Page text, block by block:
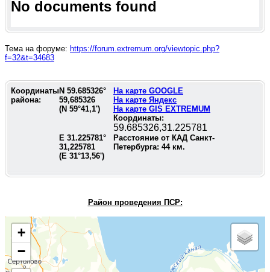
No documents found
Тема на форуме: https://forum.extremum.org/viewtopic.php?
f=32&t=34683
Координаты
района:
N 59.685326°
59,685326
(N 59°41,1')
На карте GOOGLE
На карте Яндекс
На карте GIS EXTREMUM
Координаты:
59.685326,31.225781
E 31.225781°
31,225781
(E 31°13,56')
Расстояние от КАД Санкт-
Петербурга: 44км.
Район проведения ПСР:
+
−